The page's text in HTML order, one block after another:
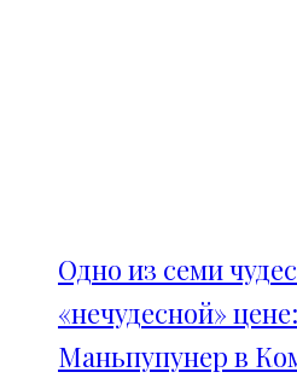
Одно из семи
«нечудесной»
Маньпупунер в